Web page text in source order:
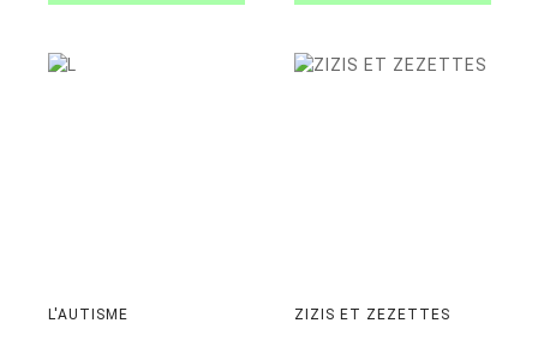
L'AUTISME ZIZIS ET ZEZETTES